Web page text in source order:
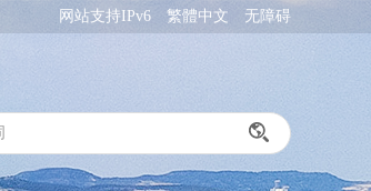
网站支持IPv6 繁體中文 无障碍